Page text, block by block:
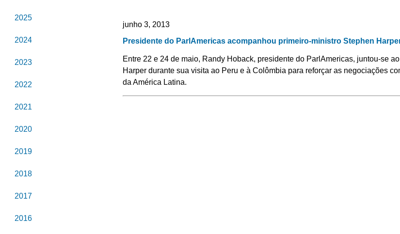
2025
2024
2023
2022
2021
2020
2019
2018
2017
2016
junho 3, 2013
Presidente do ParlAmericas acompanhou primeiro-ministro Stephen
Entre 22 e 24 de maio, Randy Hoback, presidente do ParlAmericas, juntou-se
Harper durante sua visita ao Peru e à Colômbia para reforçar as negociações
da América Latina.